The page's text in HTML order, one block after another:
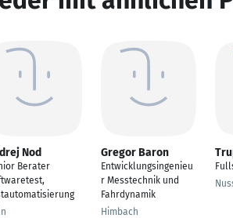
Nod
Berater
Gregor Baron
Entwicklungsingenieu
r Messtechnik und
Fahrdynamik
Himbach